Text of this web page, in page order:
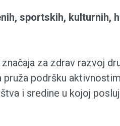
sportskih, kulturnih,
za zdrav razvoj
pruža podršku
i sredine u kojoj